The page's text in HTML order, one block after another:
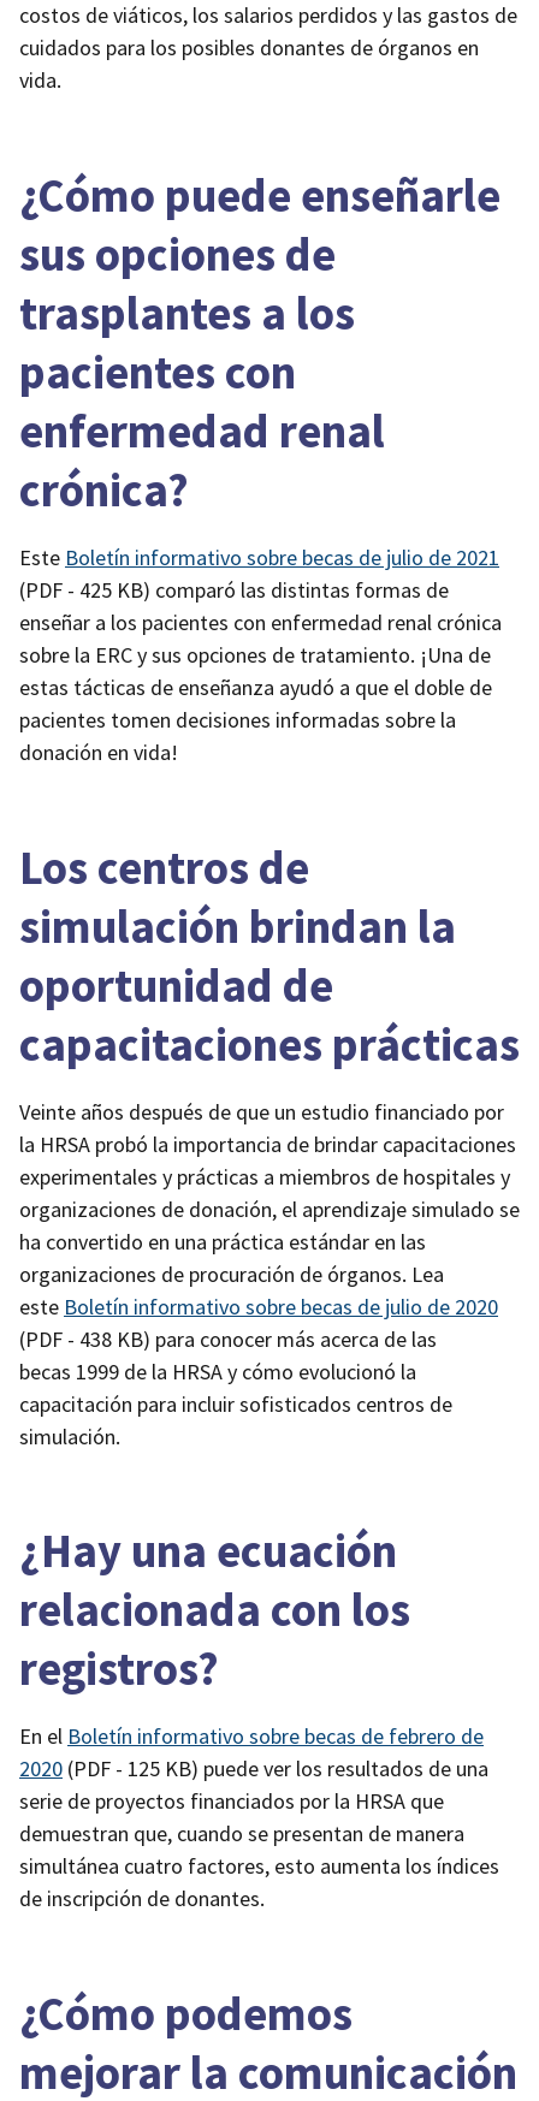
costos de viáticos, los salarios perdidos y las gastos de
cuidados para los posibles donantes de órganos en
vida.
¿Cómo puede enseñarle
sus opciones de
trasplantes a los
pacientes con
enfermedad renal
crónica?
Este Boletín informativo sobre becas de julio de 2021
(PDF - 425 KB) comparó las distintas formas de
enseñar a los pacientes con enfermedad renal crónica
sobre la ERC y sus opciones de tratamiento. ¡Una de
estas tácticas de enseñanza ayudó a que el doble de
pacientes tomen decisiones informadas sobre la
donación en vida!
Los centros de
simulación brindan la
oportunidad de
capacitaciones prácticas
Veinte años después de que un estudio financiado por
la HRSA probó la importancia de brindar capacitaciones
experimentales y prácticas a miembros de hospitales y
organizaciones de donación, el aprendizaje simulado se
ha convertido en una práctica estándar en las
organizaciones de procuración de órganos. Lea
este Boletín informativo sobre becas de julio de 2020
(PDF - 438 KB) para conocer más acerca de las
becas 1999 de la HRSA y cómo evolucionó la
capacitación para incluir sofisticados centros de
simulación.
¿Hay una ecuación
relacionada con los
registros?
En el Boletín informativo sobre becas de febrero de
2020 (PDF - 125 KB) puede ver los resultados de una
serie de proyectos financiados por la HRSA que
demuestran que, cuando se presentan de manera
simultánea cuatro factores, esto aumenta los índices
de inscripción de donantes.
¿Cómo podemos
mejorar la comunicación